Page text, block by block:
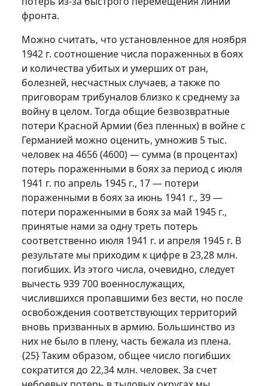
фронта.
Можно считать, что установленное для ноября
1942 г. соотношение числа пораженных в боях
и количества убитых и умерших от ран,
болезней, несчастных случаев, а также по
приговорам трибуналов близко к среднему за
войну в целом. Тогда общие безвозвратные
потери Красной Армии (без пленных) в войне с
Германией можно оценить, умножив 5 тыс.
человек на 4656 (4600) — сумма (в процентах)
потерь пораженными в боях за период с июля
1941 г. по апрель 1945 г., 17 — потери
пораженными в боях за июнь 1941 г., 39 —
потери пораженными в боях за май 1945 г.,
принятые нами за одну треть потерь
соответственно июля 1941 г. и апреля 1945 г. В
результате мы приходим к цифре в 23,28 млн.
погибших. Из этого числа, очевидно, следует
вычесть 939 700 военнослужащих,
числившихся пропавшими без вести, но после
освобождения соответствующих территорий
вновь призванных в армию. Большинство из
них не было в плену, часть бежала из плена.
{25}Таким образом, общее число погибших
сократится до 22,34 млн. человек. За счет